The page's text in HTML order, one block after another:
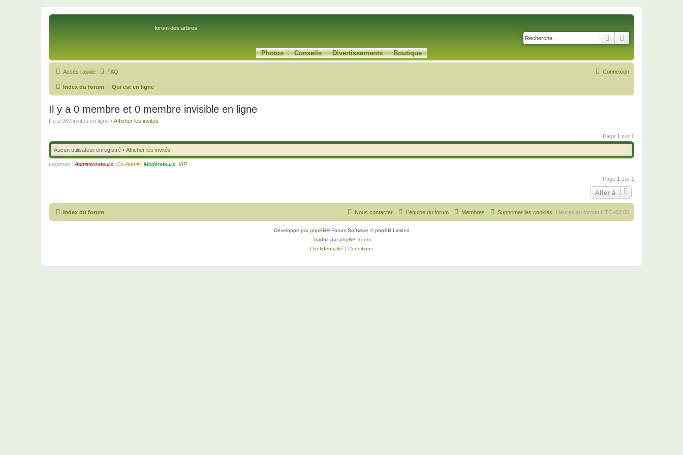
forum des arbres
Rechercher
Photos Conseils Divertissements Boutique
Accès rapide FAQ Connexion
Index du forum Qui est en ligne
Il y a 0 membre et 0 membre invisible en ligne
Il y a 969 invités en ligne • Afficher les invités
Page 1 sur 1
Aucun utilisateur enregistré • Afficher les invités
Légende : Administrateurs Co-Admin Modérateurs VIP
Page 1 sur 1
Aller à
Index du forum Heures au format UTC+02:00
Supprimer les cookies
Membres
L’équipe du forum
Nous contacter
Développé parphpBB® Forum Software © phpBB Limited
Traduit parphpBB-fr.com
Confidentialité | Conditions